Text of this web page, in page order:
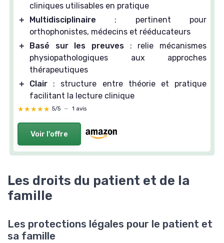
cliniques utilisables en pratique
＋
Multidisciplinaire : pertinent pour
orthophonistes, médecins et rééducateurs
＋
Basé sur les preuves : relie mécanismes
physiopathologiques aux approches
thérapeutiques
＋
Clair : structure entre théorie et pratique
facilitant la lecture clinique
★★★★★
★★★★★ 5/5 — 1 avis
Voir l'offre
Les droits du patient et de la
famille
Les protections légales pour le patient et
sa famille